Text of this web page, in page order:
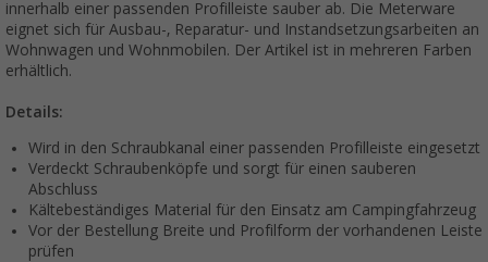
innerhalb einer passenden Profilleiste sauber ab. Die Meterware
eignet sich für Ausbau-, Reparatur- und Instandsetzungsarbeiten an
Wohnwagen und Wohnmobilen. Der Artikel ist in mehreren Farben
erhältlich.
Details:
Wird in den Schraubkanal einer passenden Profilleiste eingesetzt
Verdeckt Schraubenköpfe und sorgt für einen sauberen
Abschluss
Kältebeständiges Material für den Einsatz am Campingfahrzeug
Vor der Bestellung Breite und Profilform der vorhandenen Leiste
prüfen